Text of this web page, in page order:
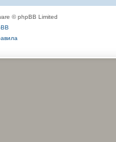
© phpBB Limited